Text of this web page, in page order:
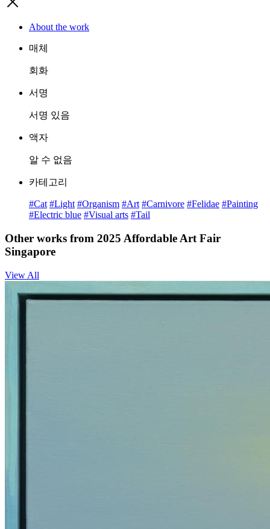
About the work
매체
회화
서명
서명 있음
액자
알 수 없음
카테고리
#Cat #Light #Organism #Art #Carnivore #Felidae #Painting
#Electric blue #Visual arts #Tail
Other works from 2025 Affordable Art Fair
Singapore
View All